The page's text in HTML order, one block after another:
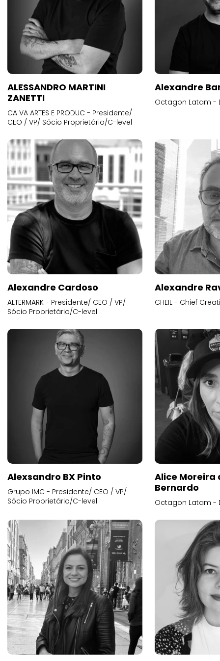
ALESSANDRO MARTINI
ZANETTI
CA VA ARTES E PRODUC - Presidente/
CEO / VP/ Sócio Proprietário/C-level
Alexandre
Octagon Latam -
Alexandre Cardoso
ALTERMARK - Presidente/ CEO / VP/
Sócio Proprietário/C-level
Alexandre
CHEIL - Chief
Alexsandro BX Pinto
Grupo IMC - Presidente/ CEO / VP/
Sócio Proprietário/C-level
Alice
Bernardo
Octagon Latam -